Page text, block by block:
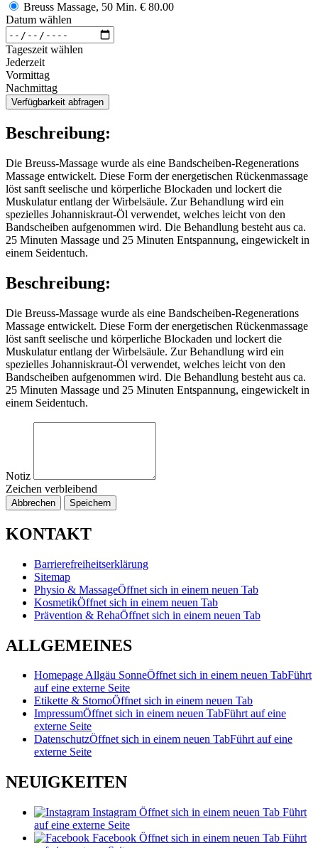
Breuss Massage, 50 Min. € 80.00
Datum wählen
Tageszeit wählen
Jederzeit
Vormittag
Nachmittag
Verfügbarkeit abfragen
Beschreibung:
Die Breuss-Massage wurde als eine Bandscheiben-Regenerations
Massage entwickelt. Diese Form der energetischen Rückenmassage
löst sanft seelische und körperliche Blockaden und lockert die
Muskulatur entlang der Wirbelsäule. Zur Behandlung wird ein
spezielles Johanniskraut-Öl verwendet, welches leicht von den
Bandscheiben aufgenommen wird. Die Behandlung besteht aus ca.
25 Minuten Massage und 25 Minuten Entspannung, eingewickelt in
einem Seidentuch.
Beschreibung:
Die Breuss-Massage wurde als eine Bandscheiben-Regenerations
Massage entwickelt. Diese Form der energetischen Rückenmassage
löst sanft seelische und körperliche Blockaden und lockert die
Muskulatur entlang der Wirbelsäule. Zur Behandlung wird ein
spezielles Johanniskraut-Öl verwendet, welches leicht von den
Bandscheiben aufgenommen wird. Die Behandlung besteht aus ca.
25 Minuten Massage und 25 Minuten Entspannung, eingewickelt in
einem Seidentuch.
Notiz
Zeichen verbleibend
Abbrechen Speichern
KONTAKT
Barrierefreiheitserklärung
Sitemap
Physio & MassageÖffnet sich in einem neuen Tab
KosmetikÖffnet sich in einem neuen Tab
Prävention & RehaÖffnet sich in einem neuen Tab
ALLGEMEINES
Homepage Allgäu SonneÖffnet sich in einem neuen TabFührt
auf eine externe Seite
Etikette & StornoÖffnet sich in einem neuen Tab
ImpressumÖffnet sich in einem neuen TabFührt auf eine
externe Seite
DatenschutzÖffnet sich in einem neuen TabFührt auf eine
externe Seite
NEUIGKEITEN
Instagram Öffnet sich in einem neuen Tab Führt
auf eine externe Seite
Facebook Öffnet sich in einem neuen Tab Führt